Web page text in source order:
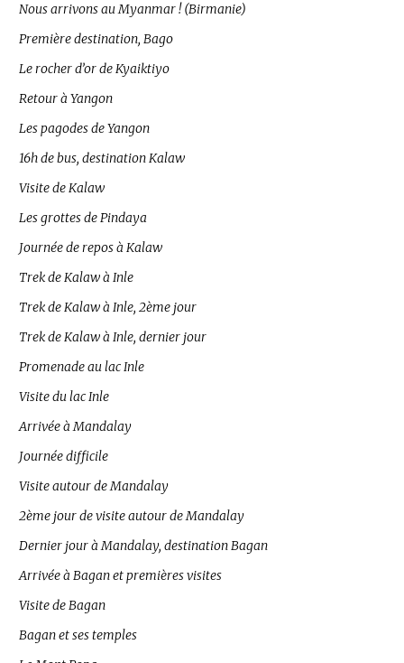
Nous arrivons au Myanmar ! (Birmanie)
Première destination, Bago
Le rocher d’or de Kyaiktiyo
Retour à Yangon
Les pagodes de Yangon
16h de bus, destination Kalaw
Visite de Kalaw
Les grottes de Pindaya
Journée de repos à Kalaw
Trek de Kalaw à Inle
Trek de Kalaw à Inle, 2ème jour
Trek de Kalaw à Inle, dernier jour
Promenade au lac Inle
Visite du lac Inle
Arrivée à Mandalay
Journée difficile
Visite autour de Mandalay
2ème jour de visite autour de Mandalay
Dernier jour à Mandalay, destination Bagan
Arrivée à Bagan et premières visites
Visite de Bagan
Bagan et ses temples